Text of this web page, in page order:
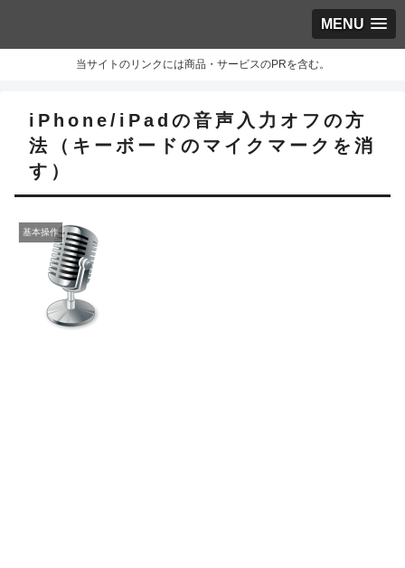
MENU
当サイトのリンクには商品・サービスのPRを含む。
iPhone/iPadの音声入力オフの方
法（キーボードのマイクマークを消
す）
基本操作